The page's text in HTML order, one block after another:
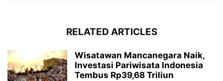
RELATED ARTICLES
Wisatawan Mancanegara Naik,
Investasi Pariwisata Indonesia
Tembus Rp39,68 Triliun